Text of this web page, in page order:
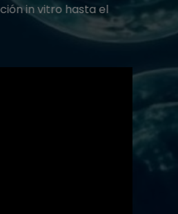
in vitro hasta el